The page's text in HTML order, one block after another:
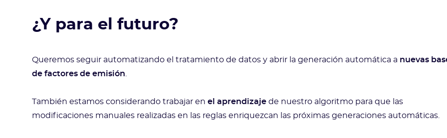
¿Y para el futuro?
Queremos seguir automatizando el tratamiento de datos y abrir la generación automática a nuevas
de factores de emisión
También estamos considerando trabajar en el aprendizaje de nuestro algoritmo para que las
modificaciones manuales realizadas en las reglas enriquezcan las próximas generaciones automáticas.